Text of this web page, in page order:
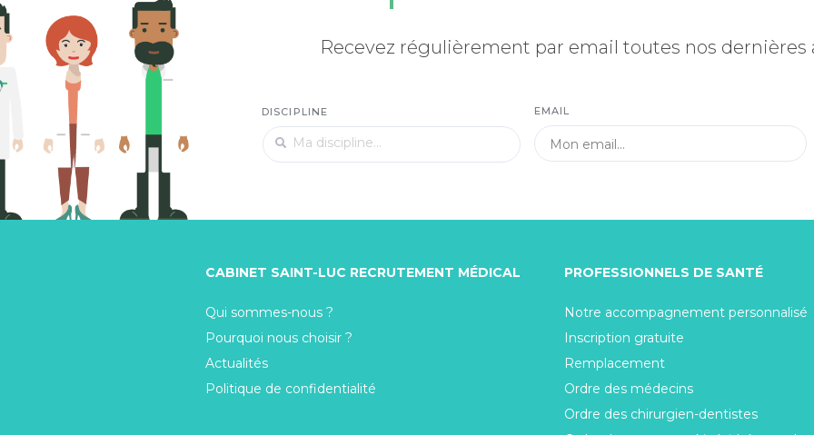
Recevez régulièrement par email toutes nos dernières
DISCIPLINE EMAIL
CABINET SAINT-LUC RECRUTEMENT MÉDICAL
Qui sommes-nous ?
Pourquoi nous choisir ?
Actualités
Politique de confidentialité
PROFESSIONNELS DE SANTÉ
Notre accompagnement personnalisé
Inscription gratuite
Remplacement
Ordre des médecins
Ordre des chirurgien-dentistes